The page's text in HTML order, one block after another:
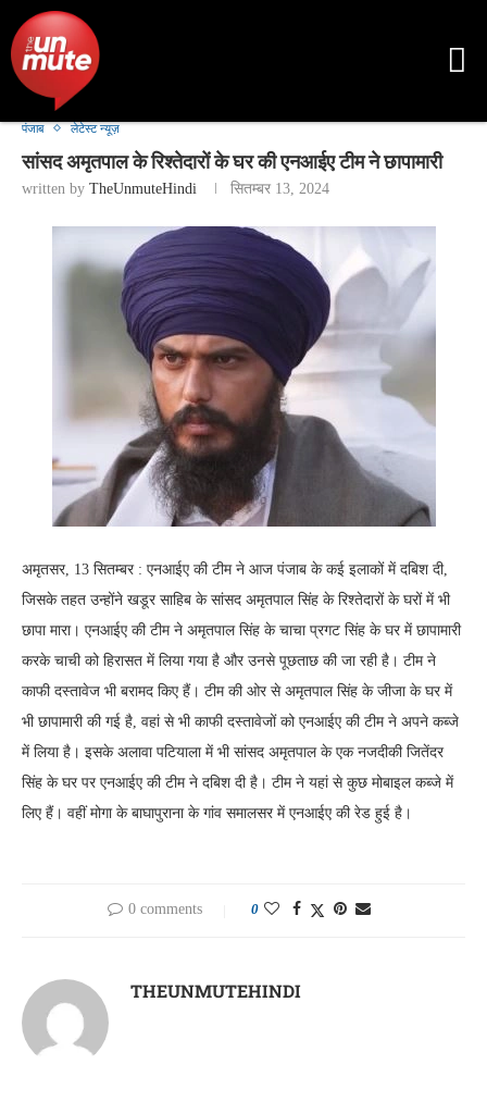
पंजाब लेटेस्ट न्यूज़
सांसद अमृतपाल के रिश्तेदारों के घर की एनआईए टीम ने छापामारी
written by TheUnmuteHindi सितम्बर 13, 2024
अमृतसर, 13 सितम्बर : एनआईए की टीम ने आज पंजाब के कई इलाकों में दबिश दी,
जिसके तहत उन्होंने खडूर साहिब के सांसद अमृतपाल सिंह के रिश्तेदारों के घरों में भी
छापा मारा। एनआईए की टीम ने अमृतपाल सिंह के चाचा प्रगट सिंह के घर में छापामारी
करके चाची को हिरासत में लिया गया है और उनसे पूछताछ की जा रही है। टीम ने
काफी दस्तावेज भी बरामद किए हैं। टीम की ओर से अमृतपाल सिंह के जीजा के घर में
भी छापामारी की गई है, वहां से भी काफी दस्तावेजों को एनआईए की टीम ने अपने कब्जे
में लिया है। इसके अलावा पटियाला में भी सांसद अमृतपाल के एक नजदीकी जितेंदर
सिंह के घर पर एनआईए की टीम ने दबिश दी है। टीम ने यहां से कुछ मोबाइल कब्जे में
लिए हैं। वहीं मोगा के बाघापुराना के गांव समालसर में एनआईए की रेड हुई है।
0 comments 0
THEUNMUTEHINDI